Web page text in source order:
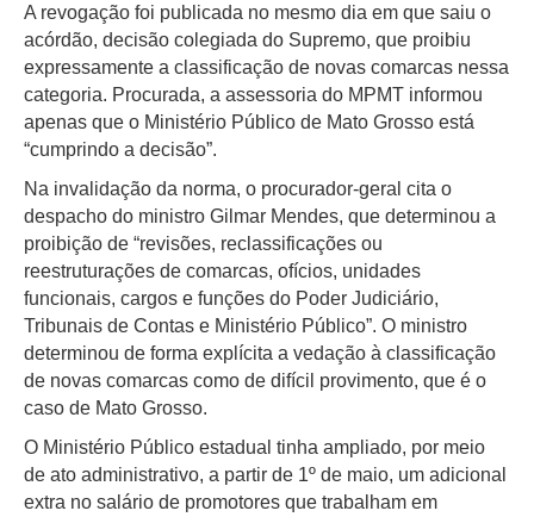
A revogação foi publicada no mesmo dia em que saiu o
acórdão, decisão colegiada do Supremo, que proibiu
expressamente a classificação de novas comarcas nessa
categoria. Procurada, a assessoria do MPMT informou
apenas que o Ministério Público de Mato Grosso está
“cumprindo a decisão”.
Na invalidação da norma, o procurador-geral cita o
despacho do ministro Gilmar Mendes, que determinou a
proibição de “revisões, reclassificações ou
reestruturações de comarcas, ofícios, unidades
funcionais, cargos e funções do Poder Judiciário,
Tribunais de Contas e Ministério Público”. O ministro
determinou de forma explícita a vedação à classificação
de novas comarcas como de difícil provimento, que é o
caso de Mato Grosso.
O Ministério Público estadual tinha ampliado, por meio
de ato administrativo, a partir de 1º de maio, um adicional
extra no salário de promotores que trabalham em